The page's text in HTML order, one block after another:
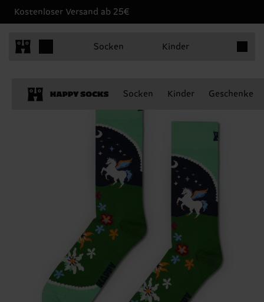
Kostenloser Versand ab 25€
Socken Kinder
Socken Kinder Geschenke